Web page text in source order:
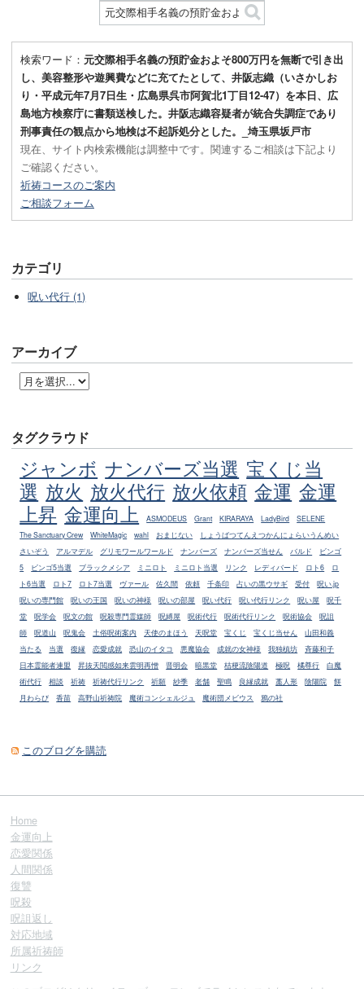
検索ワード： 元交際相手名義の預貯金およそ800万円を無断で引き出
し、美容整形や遊興費などに充てたとして、井阪志織（いさかしお
り・平成元年7月7日生・広島県呉市阿賀北1丁目12-47）を本日、広
島地方検察庁に書類送検した。井阪志織容疑者が統合失調症であり
刑事責任の観点から地検は不起訴処分とした。_埼玉県坂戸市
現在、サイト内検索機能は調整中です。関連するご相談は下記より
ご確認ください。
祈祷コースのご案内
ご相談フォーム
カテゴリ
呪い代行 (1)
アーカイブ
タグクラウド
ジャンボ ナンバーズ当選 宝くじ当
選 放火 放火代行 放火依頼 金運 金運
上昇 金運向上 ASMODEUS Grant KIRARAYA LadyBird
SELENE
The Sanctuary Crew
WhiteMagic wahl おまじない
しょうばつてんえつかんにょらいうんめい
さいぞう
アルマデル グリモワールワールド ナンバーズ ナンバーズ当せん バルド
ビンゴ
5
ビンゴ5当選 ブラックメシア ミニロト ミニロト当選 リンク レディバード ロト6
ロ
ト6当選
ロト7 ロト7当選 ヴァール 佐久間 依頼 千条印 占いの黒ウサギ 受付
呪い.jp
呪いの専門館
呪いの王国 呪いの神様 呪いの部屋 呪い代行 呪い代行リンク 呪い屋
呪千
堂
呪学会 呪文の館 呪殺専門霊媒師 呪縛屋 呪術代行 呪術代行リンク 呪術協会
呪詛
師
呪道山 呪鬼会 土俗呪術案内 天使のまほう 天呪堂 宝くじ 宝くじ当せん
山田和義
当たる
当選 復縁 恋愛成就 恐山のイタコ 悪魔協会 成就の女神様 我独槙坊
斉藤和子
日本霊能者連盟
昇抜天閲感如来雲明再憎 晋明会 暗黒堂 桔梗流陰陽道 極呪 橘尊行
白魔
術代行
相談 祈祷 祈祷代行リンク 祈願 紗季 老舗 聖鳴 良縁成就 藁人形 陰陽院
餅
月わらび
香苗 高野山祈祷院 魔術コンシェルジュ 魔術団メビウス 鴉の社
このブログを購読
Home
金運向上
恋愛関係
人間関係
復讐
呪殺
呪詛返し
対応地域
所属祈祷師
リンク